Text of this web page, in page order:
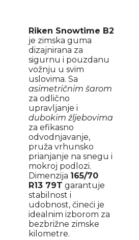
Riken Snowtime B2
je zimska guma
dizajnirana za
sigurnu i pouzdanu
vožnju u svim
uslovima. Sa
asimetričnim šarom
za odlično
upravljanje i
dubokim žljebovima
za efikasno
odvodnjavanje,
pruža vrhunsko
prianjanje na snegu i
mokroj podlozi.
Dimenzija 165/70
R13 79T garantuje
stabilnost i
udobnost, čineći je
idealnim izborom za
bezbrižne zimske
kilometre.